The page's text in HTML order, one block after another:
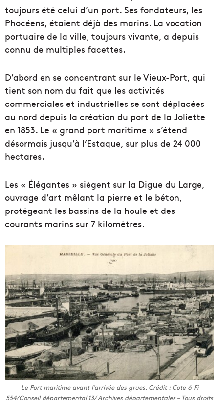
toujours été celui d’un port. Ses fondateurs, les
Phocéens, étaient déjà des marins. La vocation
portuaire de la ville, toujours vivante, a depuis
connu de multiples facettes.
D’abord en se concentrant sur le Vieux-Port, qui
tient son nom du fait que les activités
commerciales et industrielles se sont déplacées
au nord depuis la création du port de la Joliette
en 1853. Le « grand port maritime » s’étend
désormais jusqu’à l’Estaque, sur plus de 24 000
hectares.
Les « Élégantes » siègent sur la Digue du Large,
ouvrage d’art mêlant la pierre et le béton,
protégeant les bassins de la houle et des
courants marins sur 7 kilomètres.
Le Port maritime avant l’arrivée des grues. Crédit : Cote 6 Fi
554/Conseil départemental 13/ Archives départementales – Tous droits